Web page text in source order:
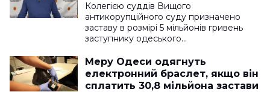
Колегією суддів Вищого
антикорупційного суду призначено
заставу в розмірі 5 мільйонів гривень
заступнику одеського…
Меру Одеси одягнуть
електронний браслет, якщо він
сплатить 30,8 мільйона застави